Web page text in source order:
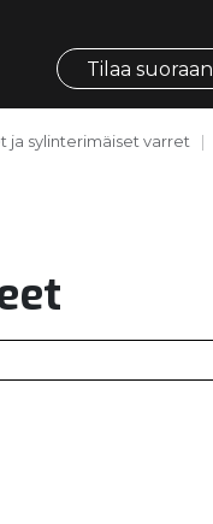
Tilaa suoraan
ja sylinterimäiset varret